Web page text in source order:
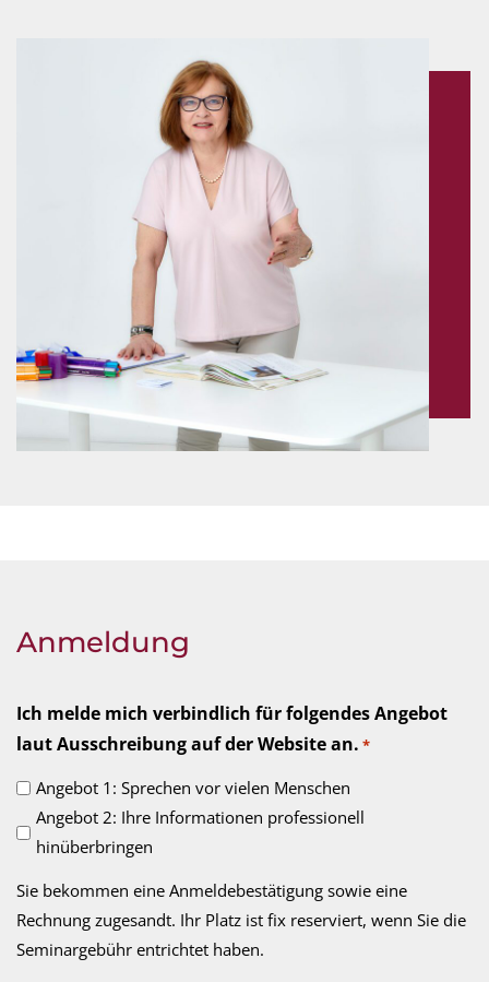
Anmeldung
Ich melde mich verbindlich für folgendes Angebot
laut Ausschreibung auf der Website an. *
Angebot 1: Sprechen vor vielen Menschen
Angebot 2: Ihre Informationen professionell
hinüberbringen
Sie bekommen eine Anmeldebestätigung sowie eine
Rechnung zugesandt. Ihr Platz ist fix reserviert, wenn Sie die
Seminargebühr entrichtet haben.